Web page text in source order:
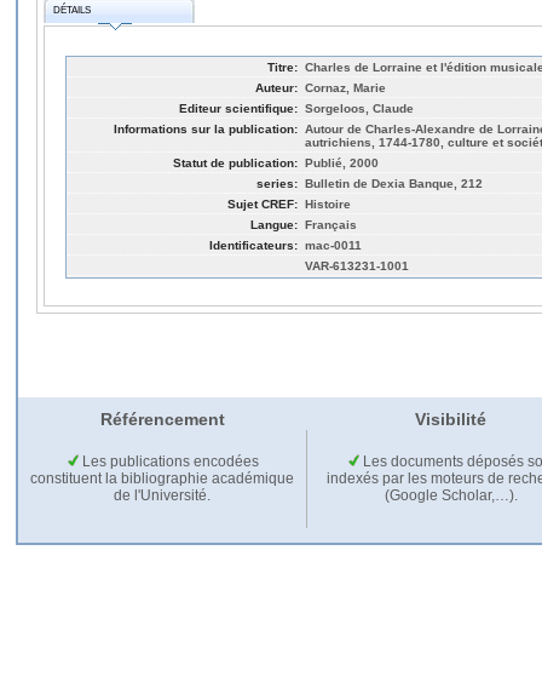
DÉTAILS
Titre: Charles de Lorraine et l'édition
Auteur: Cornaz, Marie
Editeur scientifique: Sorgeloos, Claude
Informations sur la publication: Autour de Charles-Alexandre de
autrichiens, 1744-1780, culture et
Statut de publication: Publié, 2000
series: Bulletin de Dexia Banque, 212
Sujet CREF: Histoire
Langue: Français
Identificateurs: mac-0011
VAR-613231-1001
Référencement Visibilité
Les publications encodées
constituent la bibliographie académique
de l'Université.
Les documents déposés
indexés par les moteurs de
(Google Scholar,…).